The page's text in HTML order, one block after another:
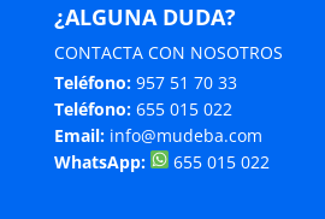
¿ALGUNA DUDA?
CONTACTA CON NOSOTROS
Teléfono: 957 51 70 33
Teléfono: 655 015 022
Email: info@mudeba.com
WhatsApp:
655 015 022